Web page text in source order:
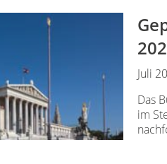
Juli
Das
im